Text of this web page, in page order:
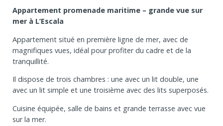
Appartement promenade maritime – grande vue sur
mer à L’Escala
Appartement situé en première ligne de mer, avec de
magnifiques vues, idéal pour profiter du cadre et de la
tranquillité.
Il dispose de trois chambres : une avec un lit double, une
avec un lit simple et une troisième avec des lits superposés.
Cuisine équipée, salle de bains et grande terrasse avec vue
sur la mer.